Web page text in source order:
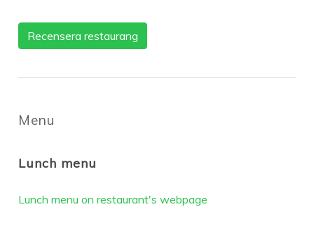
Recensera restaurang
Menu
Lunch menu
Lunch menu on restaurant's webpage